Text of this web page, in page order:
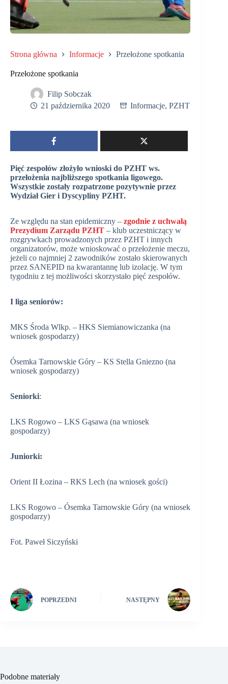
Strona główna Informacje Przełożone spotkania
Przełożone spotkania
Filip Sobczak
21 października 2020
Informacje, PZHT
Pięć zespołów złożyło wnioski do PZHT ws.
przełożenia najbliższego spotkania ligowego.
Wszystkie zostały rozpatrzone pozytywnie przez
Wydział Gier i Dyscypliny PZHT.
Ze względu na stan epidemiczny – zgodnie z uchwałą
Prezydium Zarządu PZHT – klub uczestniczący w
rozgrywkach prowadzonych przez PZHT i innych
organizatorów, może wnioskować o przełożenie meczu,
jeżeli co najmniej 2 zawodników zostało skierowanych
przez SANEPID na kwarantannę lub izolację. W tym
tygodniu z tej możliwości skorzystało pięć zespołów.
I liga seniorów:
MKS Środa Wlkp. – HKS Siemianowiczanka (na
wniosek gospodarzy)
Ósemka Tarnowskie Góry – KS Stella Gniezno (na
wniosek gospodarzy)
Seniorki:
LKS Rogowo – LKS Gąsawa (na wniosek
gospodarzy)
Juniorki:
Orient II Łozina – RKS Lech (na wniosek gości)
LKS Rogowo – Ósemka Tarnowskie Góry (na wniosek
gospodarzy)
Fot. Paweł Siczyński
POPRZEDNI NASTĘPNY
Podobne materiały